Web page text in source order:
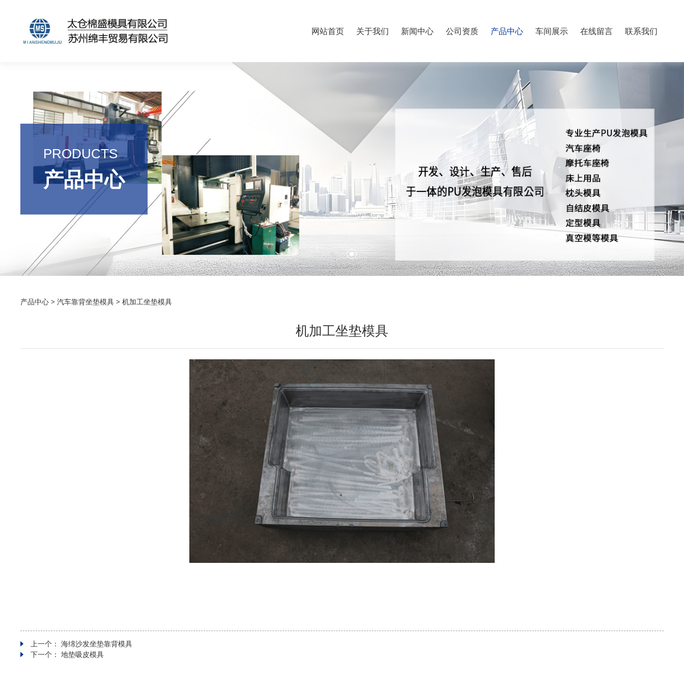
网站首页 关于我们 新闻中心 公司资质 产品中心 车间展示 在线留言 联系我们
PRODUCTS
产品中心
机加工坐垫模具
产品中心 >汽车靠背坐垫模具 >机加工坐垫模具
机加工坐垫模具
上一个：海绵沙发坐垫靠背模具
下一个：地垫吸皮模具